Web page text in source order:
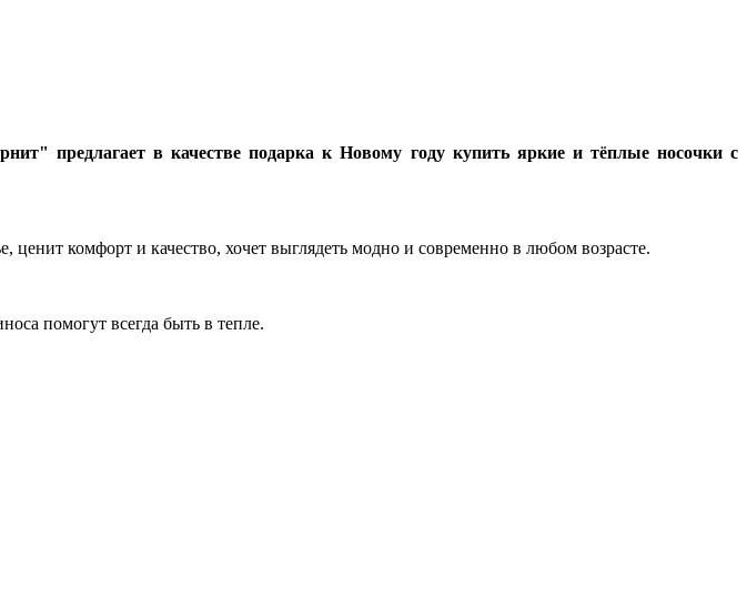
предлагает в качестве подарка к Новому году купить яркие и тёплые носочки с
ценит комфорт и качество, хочет выглядеть модно и современно в любом возрасте.
помогут всегда быть в тепле.